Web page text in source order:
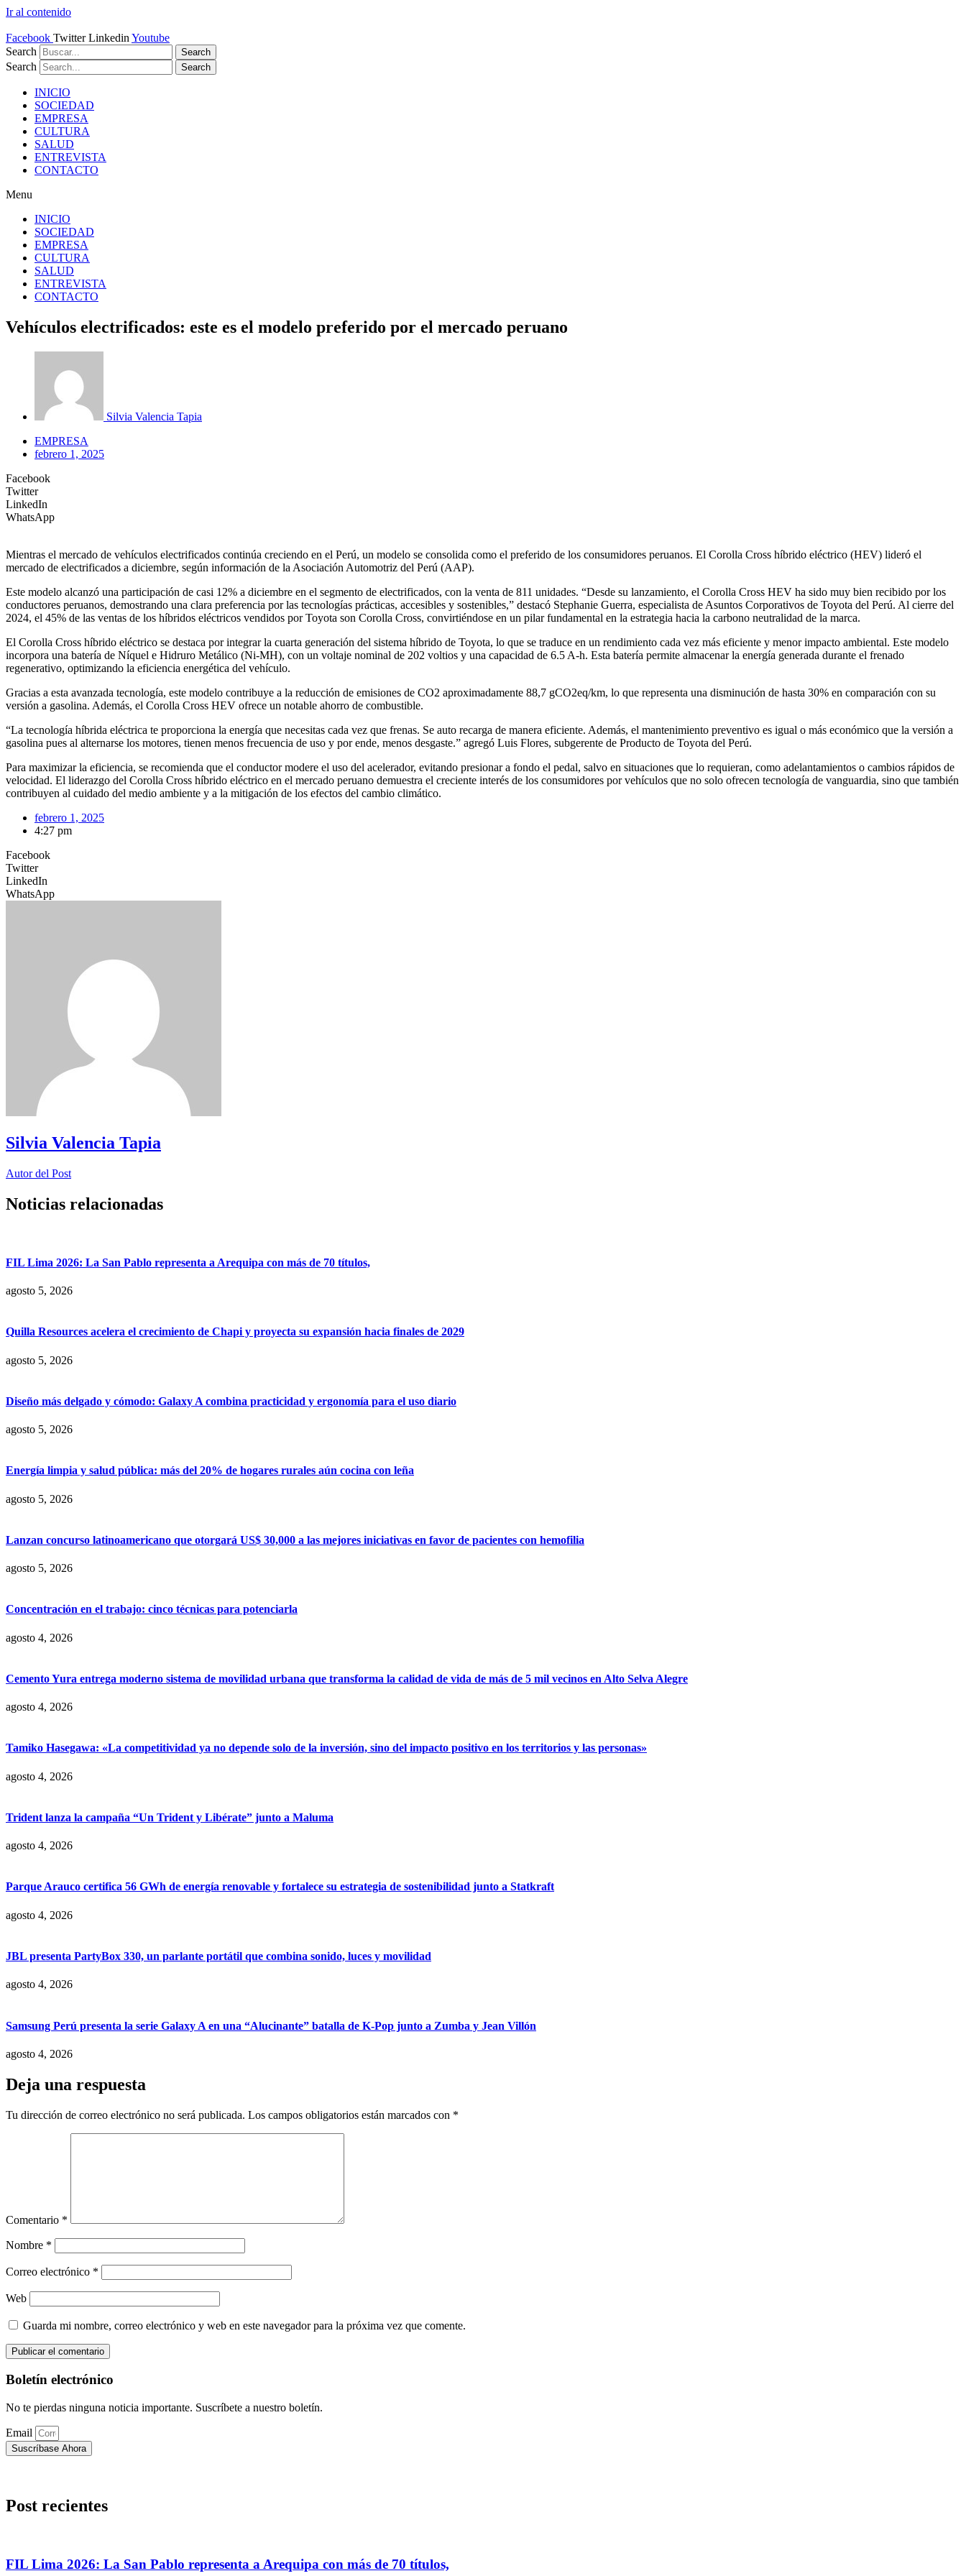
Ir al contenido
Facebook Twitter Linkedin Youtube
Search
Search
Search Search
INICIO
SOCIEDAD
EMPRESA
CULTURA
SALUD
ENTREVISTA
CONTACTO
Menu
INICIO
SOCIEDAD
EMPRESA
CULTURA
SALUD
ENTREVISTA
CONTACTO
Vehículos electrificados: este es el modelo preferido por el mercado peruano
Silvia Valencia Tapia
EMPRESA
febrero 1, 2025
Facebook
Twitter
LinkedIn
WhatsApp
Mientras el mercado de vehículos electrificados continúa creciendo en el Perú, un modelo se consolida como el preferido de los consumidores peruanos. El Corolla Cross híbrido eléctrico (HEV) lideró el
mercado de electrificados a diciembre, según información de la Asociación Automotriz del Perú (AAP).
Este modelo alcanzó una participación de casi 12% a diciembre en el segmento de electrificados, con la venta de 811 unidades. “Desde su lanzamiento, el Corolla Cross HEV ha sido muy bien recibido por los
conductores peruanos, demostrando una clara preferencia por las tecnologías prácticas, accesibles y sostenibles,” destacó Stephanie Guerra, especialista de Asuntos Corporativos de Toyota del Perú. Al cierre del
2024, el 45% de las ventas de los híbridos eléctricos vendidos por Toyota son Corolla Cross, convirtiéndose en un pilar fundamental en la estrategia hacia la carbono neutralidad de la marca.
El Corolla Cross híbrido eléctrico se destaca por integrar la cuarta generación del sistema híbrido de Toyota, lo que se traduce en un rendimiento cada vez más eficiente y menor impacto ambiental. Este modelo
incorpora una batería de Níquel e Hidruro Metálico (Ni-MH), con un voltaje nominal de 202 voltios y una capacidad de 6.5 A-h. Esta batería permite almacenar la energía generada durante el frenado
regenerativo, optimizando la eficiencia energética del vehículo.
Gracias a esta avanzada tecnología, este modelo contribuye a la reducción de emisiones de CO2 aproximadamente 88,7 gCO2eq/km, lo que representa una disminución de hasta 30% en comparación con su
versión a gasolina. Además, el Corolla Cross HEV ofrece un notable ahorro de combustible.
“La tecnología híbrida eléctrica te proporciona la energía que necesitas cada vez que frenas. Se auto recarga de manera eficiente. Además, el mantenimiento preventivo es igual o más económico que la versión a
gasolina pues al alternarse los motores, tienen menos frecuencia de uso y por ende, menos desgaste.” agregó Luis Flores, subgerente de Producto de Toyota del Perú.
Para maximizar la eficiencia, se recomienda que el conductor modere el uso del acelerador, evitando presionar a fondo el pedal, salvo en situaciones que lo requieran, como adelantamientos o cambios rápidos de
velocidad. El liderazgo del Corolla Cross híbrido eléctrico en el mercado peruano demuestra el creciente interés de los consumidores por vehículos que no solo ofrecen tecnología de vanguardia, sino que también
contribuyen al cuidado del medio ambiente y a la mitigación de los efectos del cambio climático.
febrero 1, 2025
4:27 pm
Facebook
Twitter
LinkedIn
WhatsApp
Silvia Valencia Tapia
Autor del Post
Noticias relacionadas
FIL Lima 2026: La San Pablo representa a Arequipa con más de 70 títulos,
agosto 5, 2026
Quilla Resources acelera el crecimiento de Chapi y proyecta su expansión hacia finales de 2029
agosto 5, 2026
Diseño más delgado y cómodo: Galaxy A combina practicidad y ergonomía para el uso diario
agosto 5, 2026
Energía limpia y salud pública: más del 20% de hogares rurales aún cocina con leña
agosto 5, 2026
Lanzan concurso latinoamericano que otorgará US$ 30,000 a las mejores iniciativas en favor de pacientes con hemofilia
agosto 5, 2026
Concentración en el trabajo: cinco técnicas para potenciarla
agosto 4, 2026
Cemento Yura entrega moderno sistema de movilidad urbana que transforma la calidad de vida de más de 5 mil vecinos en Alto Selva Alegre
agosto 4, 2026
Tamiko Hasegawa: «La competitividad ya no depende solo de la inversión, sino del impacto positivo en los territorios y las personas»
agosto 4, 2026
Trident lanza la campaña “Un Trident y Libérate” junto a Maluma
agosto 4, 2026
Parque Arauco certifica 56 GWh de energía renovable y fortalece su estrategia de sostenibilidad junto a Statkraft
agosto 4, 2026
JBL presenta PartyBox 330, un parlante portátil que combina sonido, luces y movilidad
agosto 4, 2026
Samsung Perú presenta la serie Galaxy A en una “Alucinante” batalla de K-Pop junto a Zumba y Jean Villón
agosto 4, 2026
Deja una respuesta
Tu dirección de correo electrónico no será publicada. Los campos obligatorios están marcados con *
Comentario *
Nombre *
Correo electrónico *
Web
Guarda mi nombre, correo electrónico y web en este navegador para la próxima vez que comente.
Boletín electrónico
No te pierdas ninguna noticia importante. Suscríbete a nuestro boletín.
Email
Suscríbase Ahora
Post recientes
FIL Lima 2026: La San Pablo representa a Arequipa con más de 70 títulos,